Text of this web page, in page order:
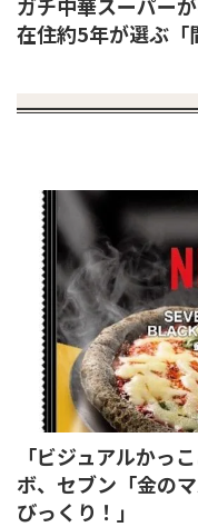
在住約5年が選ぶ「
「ビジュアルかっ
ボ、セブン「金の
びっくり！」